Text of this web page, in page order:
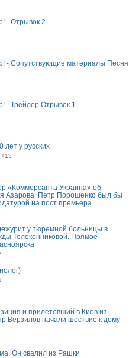
- Отрывок 2
- Сопутствующие материалы Песня
- Трейлер Отрывок 1
лет у русских
+13
«Коммерсанта Украина» об
Азарова: Петр Порошенко был бы
на пост премьера
у тюремной больницы в
Толоконниковой. Прямое
и прилетевший в Киев из
Верзилов начали шествие к дому
Он свалил из Рашки